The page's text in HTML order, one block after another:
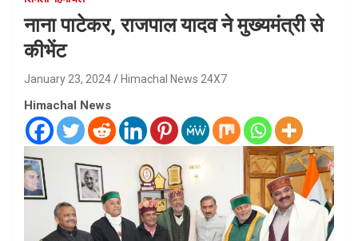
नाना पाटेकर, राजपाल यादव ने मुख्यमंत्री से
कीभेंट
January 23, 2024 Himachal News 24X7
Himachal News